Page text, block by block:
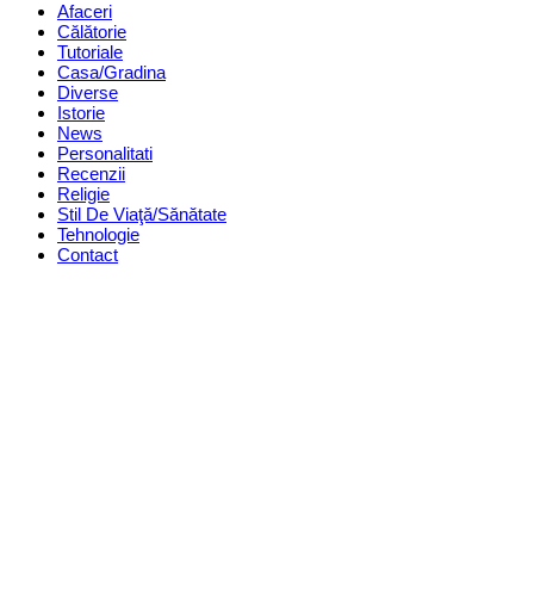
Afaceri
Călătorie
Tutoriale
Casa/Gradina
Diverse
Istorie
News
Personalitati
Recenzii
Religie
Stil De Viaţă/Sănătate
Tehnologie
Contact